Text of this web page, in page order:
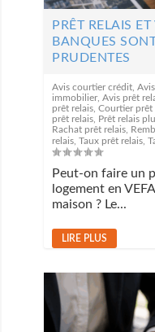
PRÊT RELAIS
BANQUES
PRUDENTES
Avis courtier crédit ,
immobilier ,Avis prêt
prêt relais ,Courtier prêt
prêt relais Prêt relais
Rachat prêt relais
relais ,Taux prêt relais ,
Peut-on faire un
logement en
maison ? Le...
LIRE PLUS